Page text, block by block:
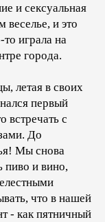
и сексуальная
и это
играла на
города.
летая в своих
первый
встречать с
До
Мы снова
пиво и вино,
что в нашей
- как пятничный